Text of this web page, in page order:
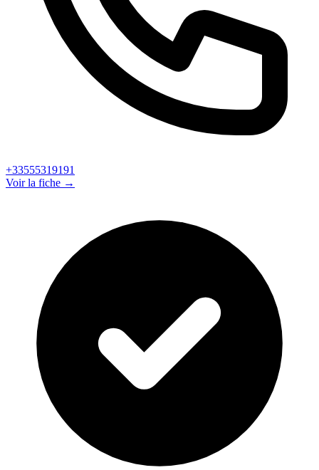
+33555319191
Voir la fiche →